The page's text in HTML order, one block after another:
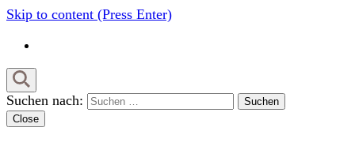
Skip to content (Press Enter)
Suchen nach:
Close